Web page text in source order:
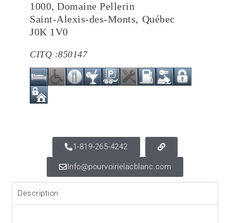
1000, Domaine Pellerin
Saint-Alexis-des-Monts, Québec
J0K 1V0
CITQ :850147
1-819-265-4242
Info@pourvoirielacblanc.com
Description